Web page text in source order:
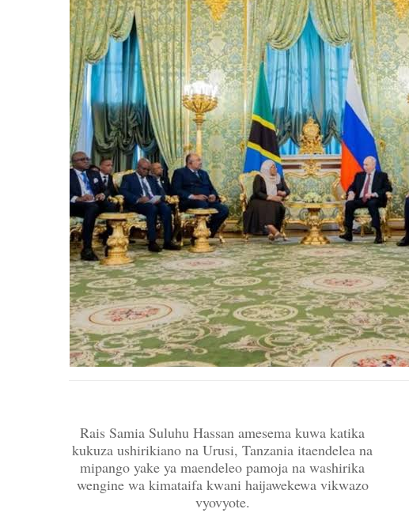
Rais Samia Suluhu Hassan amesema kuwa katika
kukuza ushirikiano na Urusi, Tanzania itaendelea na
mipango yake ya maendeleo pamoja na washirika
wengine wa kimataifa kwani haijawekewa vikwazo
vyovyote.